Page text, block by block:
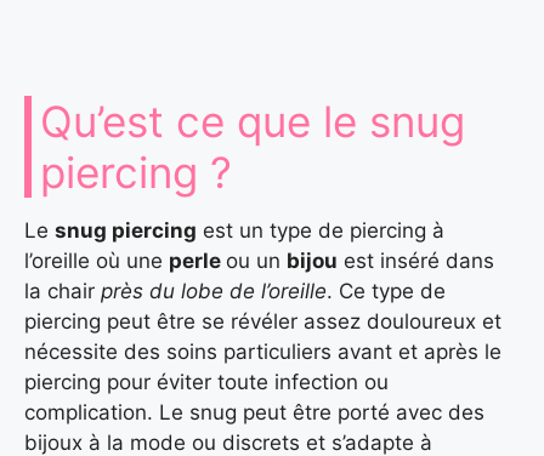
Qu’est ce que le snug
piercing ?
Le snug piercing est un type de piercing à
l’oreille où une perle ou un bijou est inséré dans
la chair près du lobe de l’oreille. Ce type de
piercing peut être se révéler assez douloureux et
nécessite des soins particuliers avant et après le
piercing pour éviter toute infection ou
complication. Le snug peut être porté avec des
bijoux à la mode ou discrets et s’adapte à